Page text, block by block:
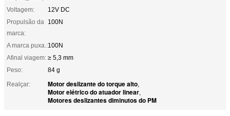
Voltagem:
12V DC
Propulsão da
marca:
100N
A marca puxa.:100N
Afinal viagem: ≥ 5,3 mm
Peso:
84 g
Realçar:
Motor deslizante do torque alto,
Motor elétrico do atuador linear,
Motores deslizantes diminutos do PM